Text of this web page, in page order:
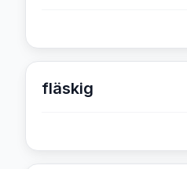
fläskig